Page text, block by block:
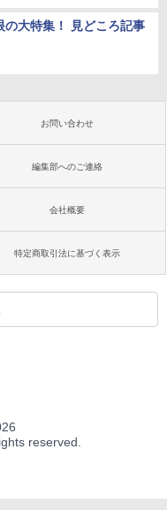
の大特集！ 見どころ記事
お問い合わせ
編集部へのご連絡
会社概要
特定商取引法に基づく表示
reserved.